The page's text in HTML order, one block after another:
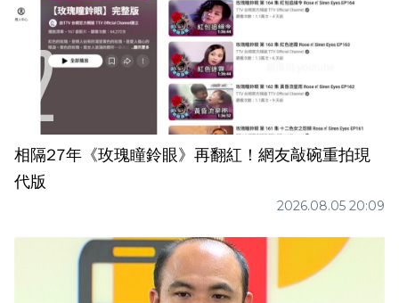
相隔27年《玫瑰瞳鈴眼》再翻紅！網友敲碗重拍現
代版
2026.08.05 20:09